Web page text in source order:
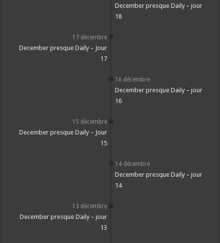
December presque Daily – jour
18
17 décembre
December presque Daily – Jour
17
16 décembre
December presque Daily – jour
16
15 décembre
December presque Daily – Jour
15
14 décembre
December presque Daily – jour
14
13 décembre
December presque Daily – jour
13